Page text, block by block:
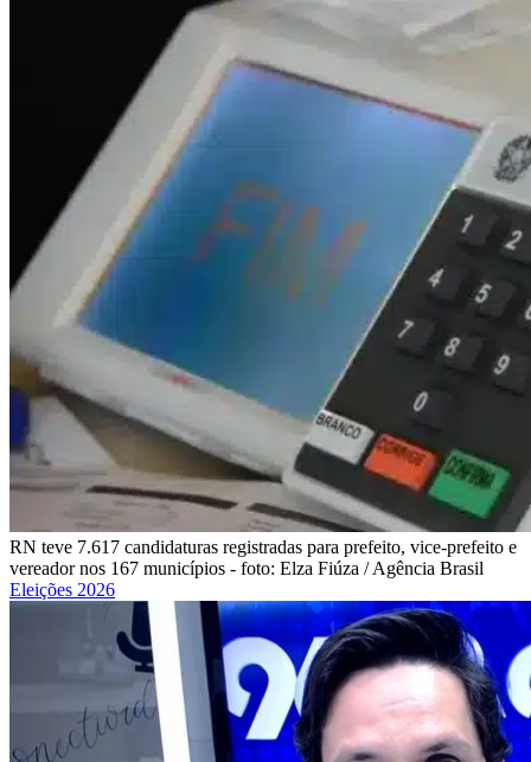
RN teve 7.617 candidaturas registradas para prefeito, vice-prefeito e
vereador nos 167 municípios - foto: Elza Fiúza / Agência Brasil
Eleições 2026